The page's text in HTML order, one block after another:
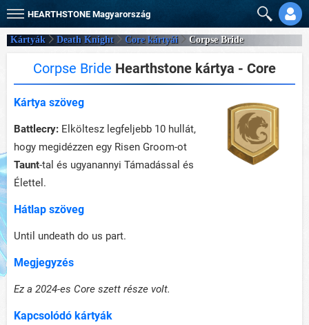
HEARTHSTONE Magyarország
Kártyák Death Knight Core kártyái Corpse Bride
Corpse Bride Hearthstone kártya - Core
Kártya szöveg
Battlecry: Elköltesz legfeljebb 10 hullát,
hogy megidézzen egy Risen Groom-ot
Taunt-tal és ugyanannyi Támadással és
Élettel.
Hátlap szöveg
Until undeath do us part.
Megjegyzés
Ez a 2024-es Core szett része volt.
Kapcsolódó kártyák